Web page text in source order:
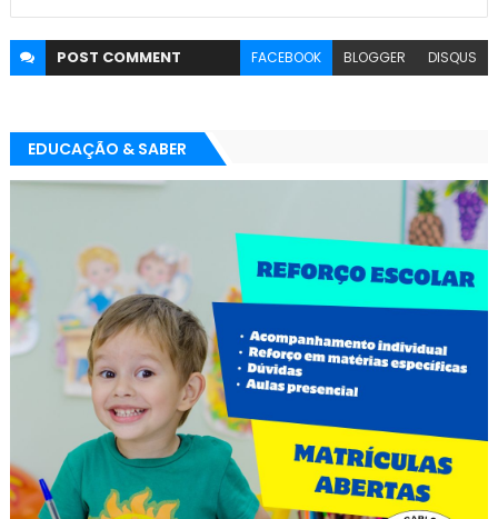
POST COMMENT FACEBOOK BLOGGER DISQUS
EDUCAÇÃO & SABER